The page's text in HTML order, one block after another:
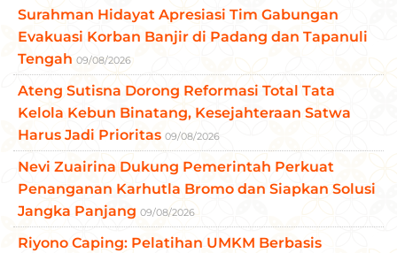
Surahman Hidayat Apresiasi Tim Gabungan
Evakuasi Korban Banjir di Padang dan Tapanuli
Tengah 09/08/2026
Ateng Sutisna Dorong Reformasi Total Tata
Kelola Kebun Binatang, Kesejahteraan Satwa
Harus Jadi Prioritas 09/08/2026
Nevi Zuairina Dukung Pemerintah Perkuat
Penanganan Karhutla Bromo dan Siapkan Solusi
Jangka Panjang 09/08/2026
Riyono Caping: Pelatihan UMKM Berbasis